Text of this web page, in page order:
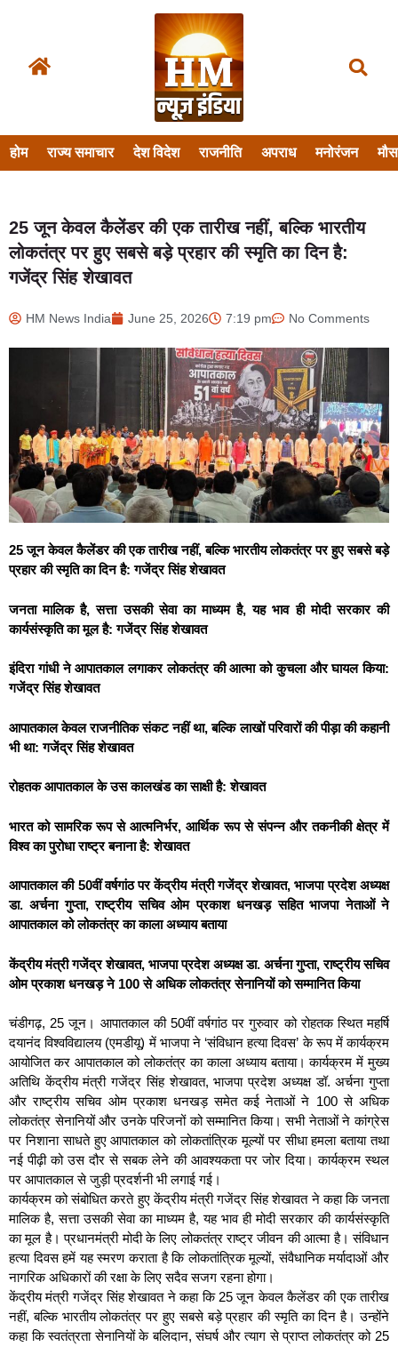
होम राज्य समाचार देश विदेश राजनीति अपराध मनोरंजन
25 जून केवल कैलेंडर की एक तारीख नहीं, बल्कि भारतीय
लोकतंत्र पर हुए सबसे बड़े प्रहार की स्मृति का दिन है:
गजेंद्र सिंह शेखावत
HM News India June 25, 2026 7:19 pm No Comments
25 जून केवल कैलेंडर की एक तारीख नहीं, बल्कि भारतीय लोकतंत्र पर हुए सबसे बड़े
प्रहार की स्मृति का दिन है: गजेंद्र सिंह शेखावत
जनता मालिक है, सत्ता उसकी सेवा का माध्यम है, यह भाव ही मोदी सरकार की
कार्यसंस्कृति का मूल है: गजेंद्र सिंह शेखावत
इंदिरा गांधी ने आपातकाल लगाकर लोकतंत्र की आत्मा को कुचला और घायल किया:
गजेंद्र सिंह शेखावत
आपातकाल केवल राजनीतिक संकट नहीं था, बल्कि लाखों परिवारों की पीड़ा की कहानी
भी था: गजेंद्र सिंह शेखावत
रोहतक आपातकाल के उस कालखंड का साक्षी है: शेखावत
भारत को सामरिक रूप से आत्मनिर्भर, आर्थिक रूप से संपन्न और तकनीकी क्षेत्र में
विश्व का पुरोधा राष्ट्र बनाना है: शेखावत
आपातकाल की 50वीं वर्षगांठ पर केंद्रीय मंत्री गजेंद्र शेखावत, भाजपा प्रदेश अध्यक्ष
डा. अर्चना गुप्ता, राष्ट्रीय सचिव ओम प्रकाश धनखड़ सहित भाजपा नेताओं ने
आपातकाल को लोकतंत्र का काला अध्याय बताया
केंद्रीय मंत्री गजेंद्र शेखावत, भाजपा प्रदेश अध्यक्ष डा. अर्चना गुप्ता, राष्ट्रीय सचिव
ओम प्रकाश धनखड़ ने 100 से अधिक लोकतंत्र सेनानियों को सम्मानित किया
चंडीगढ़, 25 जून। आपातकाल की 50वीं वर्षगांठ पर गुरुवार को रोहतक स्थित महर्षि
दयानंद विश्वविद्यालय (एमडीयू) में भाजपा ने ‘संविधान हत्या दिवस’ के रूप में कार्यक्रम
आयोजित कर आपातकाल को लोकतंत्र का काला अध्याय बताया। कार्यक्रम में मुख्य
अतिथि केंद्रीय मंत्री गजेंद्र सिंह शेखावत, भाजपा प्रदेश अध्यक्ष डॉ. अर्चना गुप्ता
और राष्ट्रीय सचिव ओम प्रकाश धनखड़ समेत कई नेताओं ने 100 से अधिक
लोकतंत्र सेनानियों और उनके परिजनों को सम्मानित किया। सभी नेताओं ने कांग्रेस
पर निशाना साधते हुए आपातकाल को लोकतांत्रिक मूल्यों पर सीधा हमला बताया तथा
नई पीढ़ी को उस दौर से सबक लेने की आवश्यकता पर जोर दिया। कार्यक्रम स्थल
पर आपातकाल से जुड़ी प्रदर्शनी भी लगाई गई।
कार्यक्रम को संबोधित करते हुए केंद्रीय मंत्री गजेंद्र सिंह शेखावत ने कहा कि जनता
मालिक है, सत्ता उसकी सेवा का माध्यम है, यह भाव ही मोदी सरकार की कार्यसंस्कृति
का मूल है। प्रधानमंत्री मोदी के लिए लोकतंत्र राष्ट्र जीवन की आत्मा है। संविधान
हत्या दिवस हमें यह स्मरण कराता है कि लोकतांत्रिक मूल्यों, संवैधानिक मर्यादाओं और
नागरिक अधिकारों की रक्षा के लिए सदैव सजग रहना होगा।
केंद्रीय मंत्री गजेंद्र सिंह शेखावत ने कहा कि 25 जून केवल कैलेंडर की एक तारीख
नहीं, बल्कि भारतीय लोकतंत्र पर हुए सबसे बड़े प्रहार की स्मृति का दिन है। उन्होंने
कहा कि स्वतंत्रता सेनानियों के बलिदान, संघर्ष और त्याग से प्राप्त लोकतंत्र को 25